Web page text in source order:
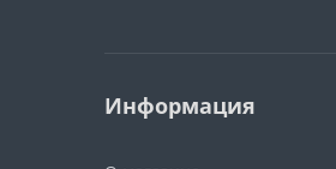
Информация